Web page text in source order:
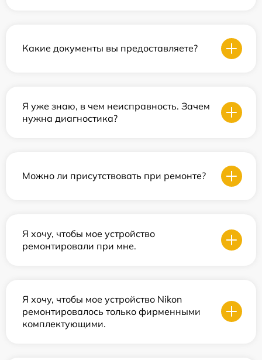
Какие документы вы предоставляете?
Я уже знаю, в чем неисправность. Зачем
нужна диагностика?
Можно ли присутствовать при ремонте?
Я хочу, чтобы мое устройство
ремонтировали при мне.
Я хочу, чтобы мое устройство Nikon
ремонтировалось только фирменными
комплектующими.